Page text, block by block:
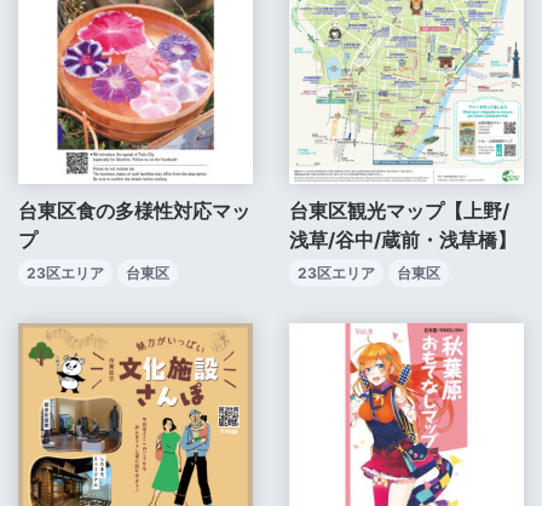
台東区食の多様性対応マッ
プ
23区エリア 台東区
台東区観光マップ【上野/
浅草/谷中/蔵前・浅草橋】
23区エリア 台東区